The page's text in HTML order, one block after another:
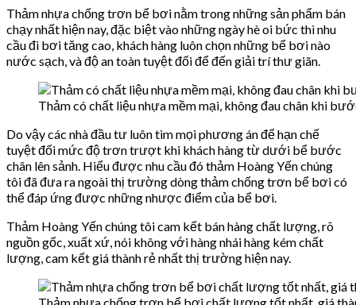
Thảm nhựa chống trơn bể bơi nằm trong những sản phẩm bán
chạy nhất hiện nay, đặc biệt vào những ngày hè oi bức thì nhu
cầu đi bơi tăng cao, khách hàng luôn chọn những bể bơi nào
nước sạch, và độ an toàn tuyệt đối để đến giải trí thư giãn.
Thảm có chất liệu nhựa mềm mại, không đau chân khi
Do vậy các nhà đầu tư luôn tìm mọi phương án để hạn chế
tuyệt đối mức độ trơn trượt khi khách hàng từ dưới bể bước
chân lên sảnh. Hiểu được nhu cầu đó thảm Hoàng Yến chúng
tôi đã đưa ra ngoài thị trường dòng thảm chống trơn bể bơi có
thể đáp ứng được những nhược điểm của bể bơi.
Thảm Hoàng Yến chúng tôi cam kết bán hàng chất lượng, rõ
nguồn gốc, xuất xứ, nói không với hàng nhái hàng kém chất
lượng, cam kết giá thành rẻ nhất thị trường hiện nay.
Thảm nhựa chống trơn bể bơi chất lượng tốt nhất, giá